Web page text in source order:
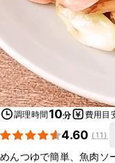
調理時間10分 費用目
4.60 (11)
めんつゆで簡単、魚肉ソ